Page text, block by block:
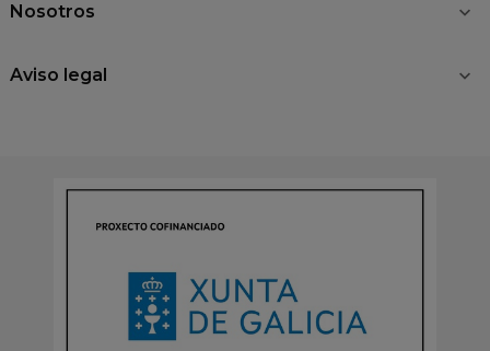
Nosotros 
Aviso legal 